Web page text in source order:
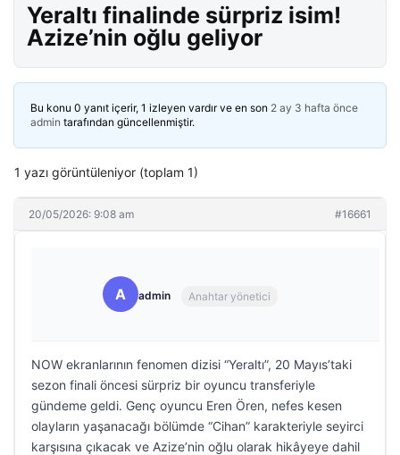
Yeraltı finalinde sürpriz isim!
Azize’nin oğlu geliyor
Bu konu 0 yanıt içerir, 1 izleyen vardır ve en son 2 ay 3 hafta önce
admin tarafından güncellenmiştir.
1 yazı görüntüleniyor (toplam 1)
20/05/2026: 9:08 am #16661
A admin Anahtar yönetici
NOW ekranlarının fenomen dizisi “Yeraltı”, 20 Mayıs’taki
sezon finali öncesi sürpriz bir oyuncu transferiyle
gündeme geldi. Genç oyuncu Eren Ören, nefes kesen
olayların yaşanacağı bölümde “Cihan” karakteriyle seyirci
karşısına çıkacak ve Azize’nin oğlu olarak hikâyeye dahil